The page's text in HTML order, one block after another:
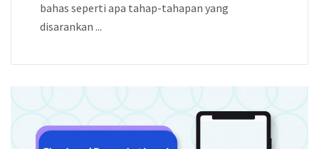
bahas seperti apa tahap-tahapan yang
disarankan ...